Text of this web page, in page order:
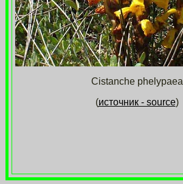
Cistanche phelypaea
(источник - source)